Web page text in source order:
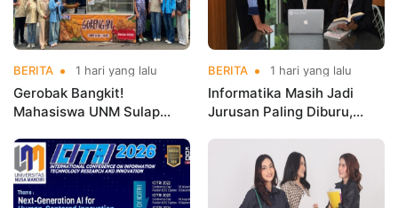
BERITA 1 hari yang lalu
Gerobak Bangkit!
Mahasiswa UNM Sulap
Menarik dan Laris
BERITA 1 hari yang lalu
Informatika Masih Jadi
Jurusan Paling Diburu,
hingga Cyber Security